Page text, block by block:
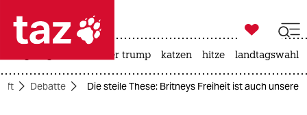
 taz zahl ich
taz zahl ich

taz zahl ich
usa unter trump katzen hitze landtagswahl
Debatte Die steile These: Britneys Freiheit ist auch unsere